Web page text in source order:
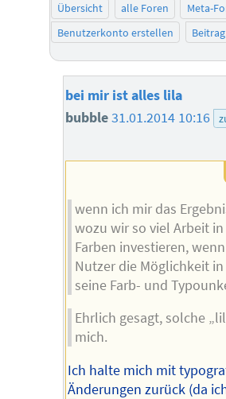
Übersicht alle Foren Meta-
Benutzerkonto erstellen
bei mir ist alles lila
bubble31.01.2014 10:16
wenn ich mir das
wozu wir so viel Arbeit
Farben investieren,
Nutzer die Möglichkeit
seine Farb- und
Ehrlich gesagt, solche
mich.
Ich halte mich mit
Änderungen zurück (da